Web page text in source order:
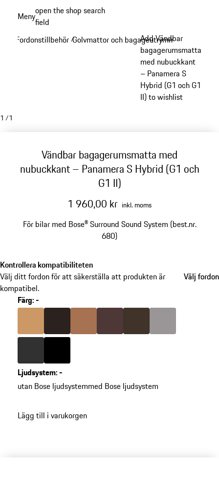
Menyopen the shop search
field
Fordonstillbehör /Golvmattor och bagageutrymme /
Add Vändbar
bagagerumsmatta
med nubuckkant
– Panamera S
Hybrid (G1 och G1
II) to wishlist
1 /1
Vändbar bagagerumsmatta med
nubuckkant – Panamera S Hybrid (G1 och
G1 II)
1 960,00 kr inkl. moms
För bilar med Bose® Surround Sound System (best.nr.
680)
Kontrollera kompatibiliteten
Välj ditt fordon för att säkerställa att produkten är
kompatibel.
Välj fordon
Välj fordon
Färg:-
över
(Färg)
Färg luxorbeige
Färg espresso
Färg cognac
Färg marsala
Färg sadelbrun
Färg
Färg agatgrå
Färg svart
gå
tillbaka
varianter
Ljudsystem:-
utan Bose ljudsystemmed Bose ljudsystem
Lägg till i varukorgen